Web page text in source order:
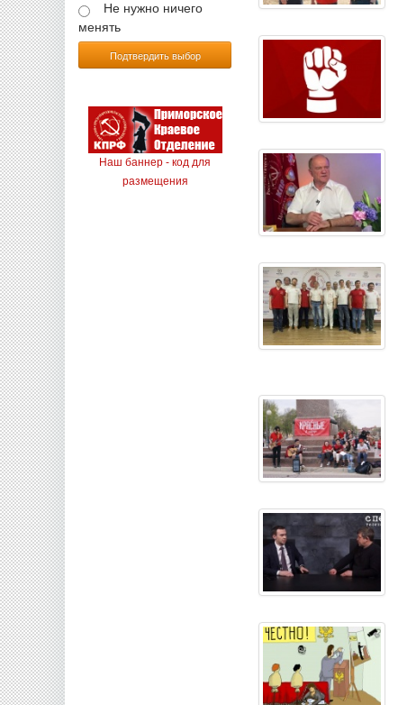
Не нужно ничего
менять
Подтвердить выбор
Наш баннер - код для
размещения